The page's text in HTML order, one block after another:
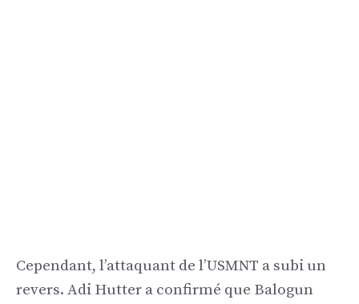
Cependant, l’attaquant de l’USMNT a subi un
revers. Adi Hutter a confirmé que Balogun